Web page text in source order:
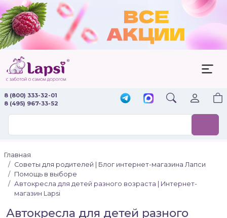
8 (800) 333-32-01
8 (495) 967-33-52
Главная
Советы для родителей | Блог интернет-магазина Лапси
Помощь в выборе
Автокресла для детей разного возраста | Интернет-
магазин Lapsi
Автокресла для детей разного